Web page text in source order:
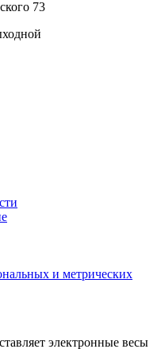
73
и метрических
электронные весы